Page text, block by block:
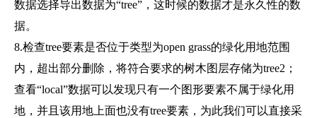
数据选择导出数据为“tree”，这时候的数据才是永久性的数
据。
8.检查tree要素是否位于类型为open grass的绿化用地范围
内，超出部分删除，将符合要求的树木图层存储为tree2；
查看“local”数据可以发现只有一个图形要素不属于绿化用
地，并且该用地上面也没有tree要素，为此我们可以直接采